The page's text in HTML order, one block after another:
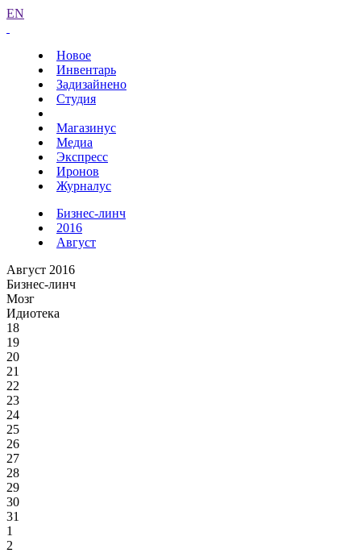
EN
Новое
Инвентарь
Задизайнено
Студия
Магазинус
Медиа
Экспресс
Иронов
Журналус
Бизнес-линч
2016
Август
Август 2016
Бизнес-линч
Мозг
Идиотека
18
19
20
21
22
23
24
25
26
27
28
29
30
31
1
2